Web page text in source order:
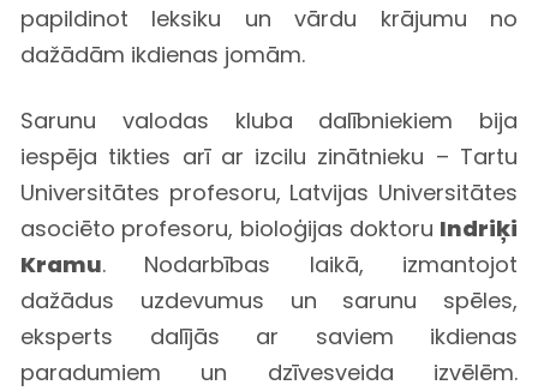
papildinot leksiku un vārdu krājumu no
dažādām ikdienas jomām.
Sarunu valodas kluba dalībniekiem bija
iespēja tikties arī ar izcilu zinātnieku – Tartu
Universitātes profesoru, Latvijas Universitātes
asociēto profesoru, bioloģijas doktoru Indriķi
Kramu. Nodarbības laikā, izmantojot
dažādus uzdevumus un sarunu spēles,
eksperts dalījās ar saviem ikdienas
paradumiem un dzīvesveida izvēlēm.